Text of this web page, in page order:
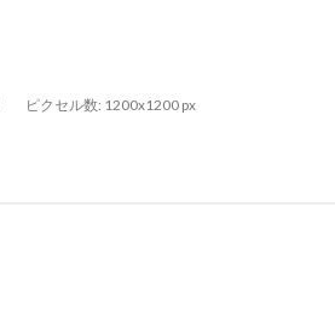
ピクセル数: 1200x1200 px